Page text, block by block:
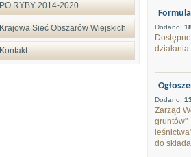
PO RYBY 2014-2020
Krajowa Sieć Obszarów Wiejskich
Kontakt
Dodano:
Dodano:
Zarząd
gruntów"
do